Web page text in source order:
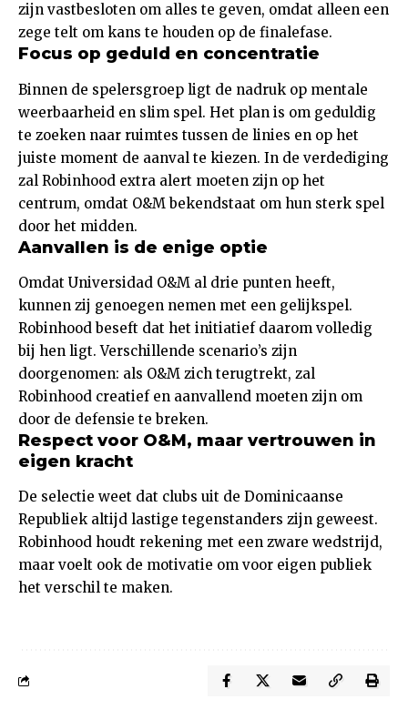
zijn vastbesloten om alles te geven, omdat alleen een
zege telt om kans te houden op de finalefase.
Focus op geduld en concentratie
Binnen de spelersgroep ligt de nadruk op mentale
weerbaarheid en slim spel. Het plan is om geduldig
te zoeken naar ruimtes tussen de linies en op het
juiste moment de aanval te kiezen. In de verdediging
zal Robinhood extra alert moeten zijn op het
centrum, omdat O&M bekendstaat om hun sterk spel
door het midden.
Aanvallen is de enige optie
Omdat Universidad O&M al drie punten heeft,
kunnen zij genoegen nemen met een gelijkspel.
Robinhood beseft dat het initiatief daarom volledig
bij hen ligt. Verschillende scenario’s zijn
doorgenomen: als O&M zich terugtrekt, zal
Robinhood creatief en aanvallend moeten zijn om
door de defensie te breken.
Respect voor O&M, maar vertrouwen in
eigen kracht
De selectie weet dat clubs uit de Dominicaanse
Republiek altijd lastige tegenstanders zijn geweest.
Robinhood houdt rekening met een zware wedstrijd,
maar voelt ook de motivatie om voor eigen publiek
het verschil te maken.